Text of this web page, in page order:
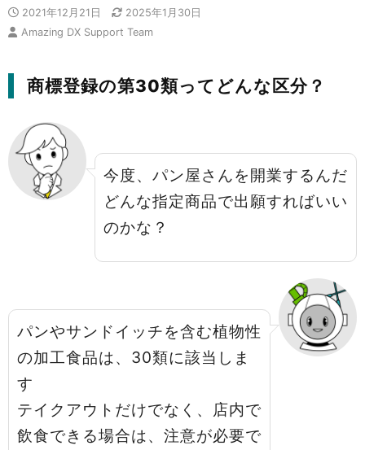
2021年12月21日
2025年1月30日
Amazing DX Support Team
商標登録の第30類ってどんな区分？
今度、パン屋さんを開業するんだ
どんな指定商品で出願すればいい
のかな？
パンやサンドイッチを含む植物性
の加工食品は、30類に該当しま
す
テイクアウトだけでなく、店内で
飲食できる場合は、注意が必要で